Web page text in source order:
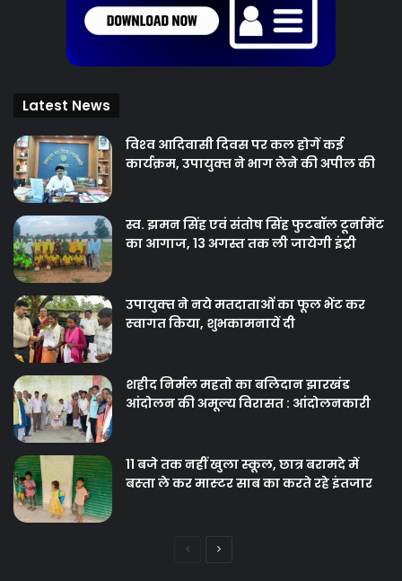
Latest News
विश्‍व आदिवासी दिवस पर कल होगें कई
कार्यक्रम, उपायुक्‍त ने भाग लेने की अपील की
स्व. झमन सिंह एवं संतोष सिंह फुटबॉल टूर्नामेंट
का आगाज, 13 अगस्त तक ली जायेगी इंट्री
उपायुक्‍त ने नये मतदाताओंं का फूल भेंट कर
स्‍वागत किया, शुभकामनायें दी
शहीद निर्मल महतो का बलिदान झारखंड
आंदोलन की अमूल्य विरासत : आंदोलनकारी
11 बजे तक नहीं खुला स्कूल, छात्र बरामदे में
बस्‍ता ले कर मास्‍टर साब का करते रहे इंतजार
PreviousNext